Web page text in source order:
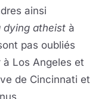
ainsi
dying atheist à
pas oubliés
à Los Angeles et
de Cincinnati et